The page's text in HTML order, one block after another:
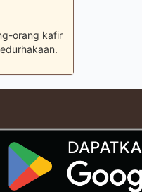
orang kafir